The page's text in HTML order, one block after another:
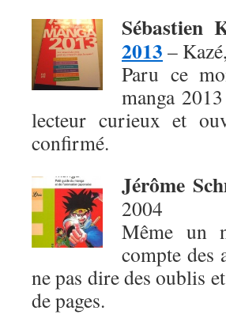
Sébastien
2013 –
Paru ce
manga
lecteur curieux et
confirmé.
Jérôme
2004
Même un
compte des
ne pas dire des oublis
de pages.